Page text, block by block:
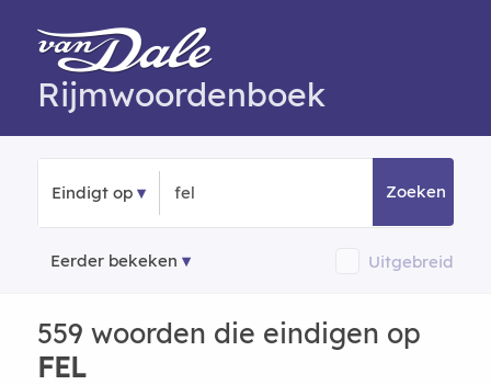
Rijmwoordenboek
Eindigt op Zoeken
Eerder bekeken Uitgebreid
559 woorden die eindigen op
FEL